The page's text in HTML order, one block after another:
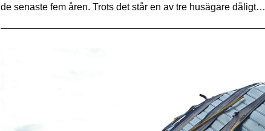
de senaste fem åren. Trots det står en av tre husägare dåligt…